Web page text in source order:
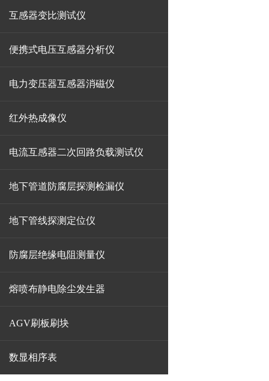
互感器变比测试仪
便携式电压互感器分析仪
电力变压器互感器消磁仪
红外热成像仪
电流互感器二次回路负载测试仪
地下管道防腐层探测检漏仪
地下管线探测定位仪
防腐层绝缘电阻测量仪
熔喷布静电除尘发生器
AGV刷板刷块
数显相序表